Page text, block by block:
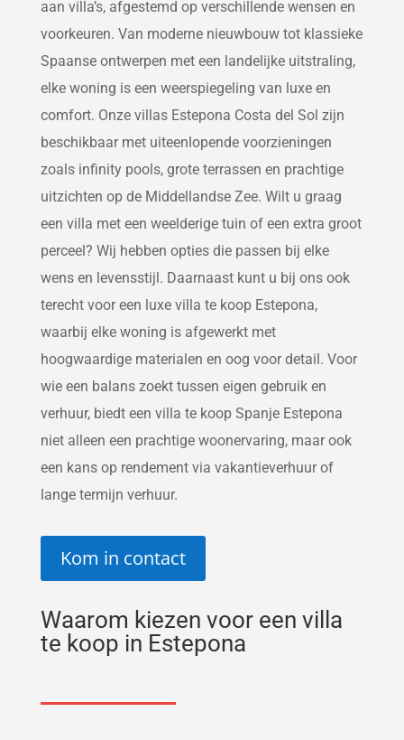
aan villa’s, afgestemd op verschillende wensen en
voorkeuren. Van moderne nieuwbouw tot klassieke
Spaanse ontwerpen met een landelijke uitstraling,
elke woning is een weerspiegeling van luxe en
comfort. Onze villas Estepona Costa del Sol zijn
beschikbaar met uiteenlopende voorzieningen
zoals infinity pools, grote terrassen en prachtige
uitzichten op de Middellandse Zee. Wilt u graag
een villa met een weelderige tuin of een extra groot
perceel? Wij hebben opties die passen bij elke
wens en levensstijl. Daarnaast kunt u bij ons ook
terecht voor een luxe villa te koop Estepona,
waarbij elke woning is afgewerkt met
hoogwaardige materialen en oog voor detail. Voor
wie een balans zoekt tussen eigen gebruik en
verhuur, biedt een villa te koop Spanje Estepona
niet alleen een prachtige woonervaring, maar ook
een kans op rendement via vakantieverhuur of
lange termijn verhuur.
Kom in contact
Waarom kiezen voor een villa
te koop in Estepona